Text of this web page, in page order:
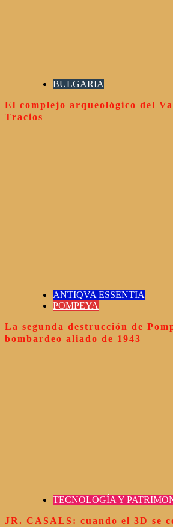
BULGARIA
El complejo arqueológico del
Tracios
ANTIQVA ESSENTIA
POMPEYA
La segunda destrucción de
bombardeo aliado de 1943
TECNOLOGÍA Y
JR. CASALS: cuando el 3D se